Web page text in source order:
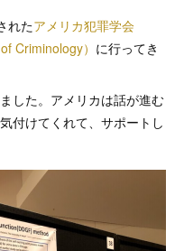
れたアメリカ犯罪学会
Criminology） に行ってき
した。アメリカは話が進む
付けてくれて、サポートし